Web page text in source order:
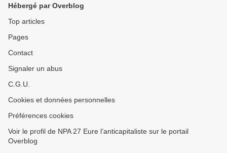
Hébergé par Overblog
Top articles
Pages
Contact
Signaler un abus
C.G.U.
Cookies et données personnelles
Préférences cookies
Voir le profil de NPA 27 Eure l’anticapitaliste sur le portail
Overblog